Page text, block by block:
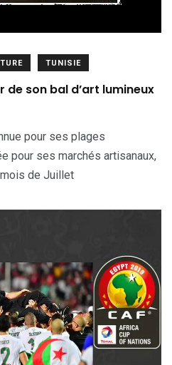
TUNISIE
son bal d’art lumineux
pour ses plages
pour ses marchés artisanaux,
de Juillet